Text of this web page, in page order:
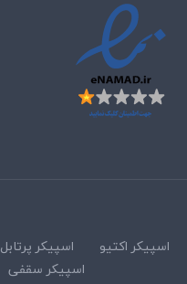
اسپیکر اکتیو اسپیکر پرتابل
اسپیکر سقفی